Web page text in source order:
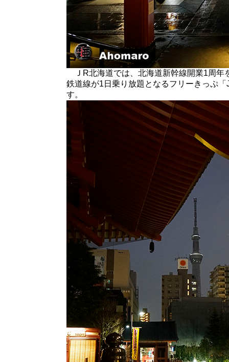
ＪR北海道では、北海道新幹線開業1周年
鉄道線が1日乗り放題となるフリーきっぷ
す。